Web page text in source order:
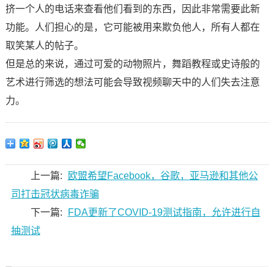
挤一个人的电话来查看他们看到的东西，因此非常需要此新
功能。人们担心的是，它可能被用来欺负他人，所有人都在
取笑某人的帖子。
但是总的来说，通过可爱的动物照片，舞蹈教程或史诗般的
艺术进行筛选的想法可能会导致视频聊天中的人们失去注意
力。
上一篇:
欧盟希望Facebook，谷歌，亚马逊和其他公
司打击冠状病毒诈骗
下一篇:
FDA更新了COVID-19测试指南，允许进行自
抽测试